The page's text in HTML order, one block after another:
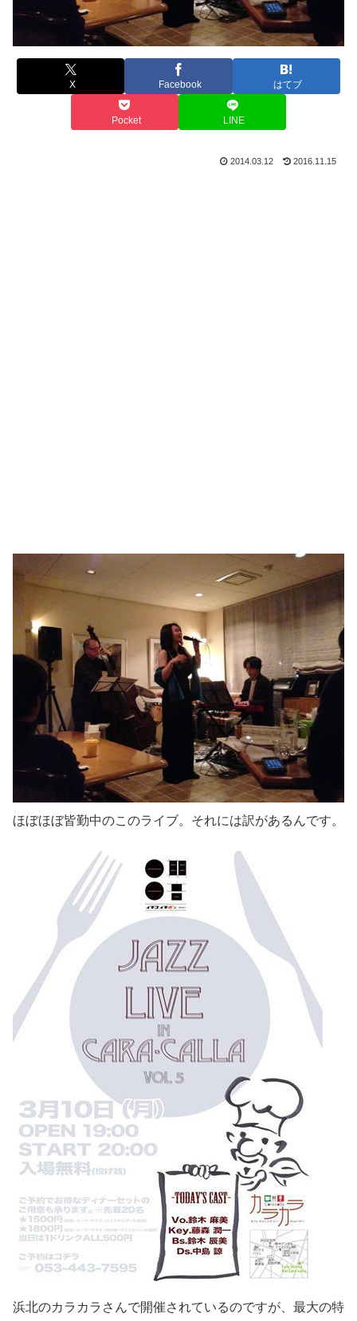
X Facebook はてブ
Pocket LINE
2014.03.12 2016.11.15
ほぼほぼ皆勤中のこのライブ。それには訳があるんです。
浜北のカラカラさんで開催されているのですが、最大の特